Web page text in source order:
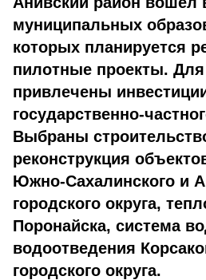
муниципальных
которых планируется
пилотные проекты. Для
привлечены
государственно-
Выбраны
реконструкция
Южно-Сахалинского и
городского округа,
Поронайска, система
водоотведения
городского округа.